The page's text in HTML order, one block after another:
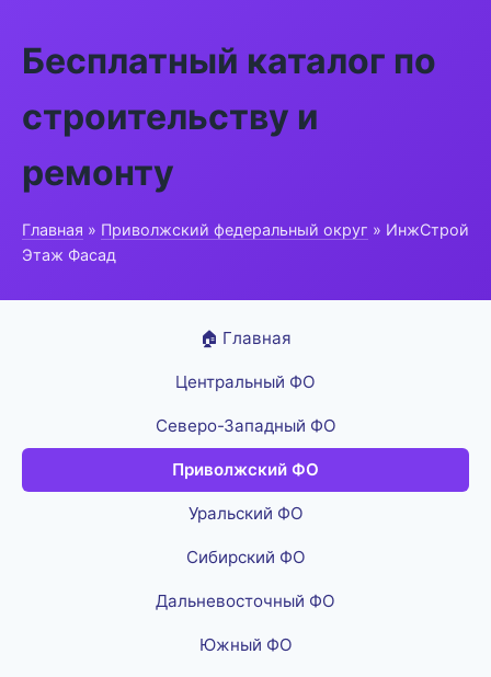
Бесплатный каталог по
строительству и
ремонту
Главная » Приволжский федеральный округ » ИнжСтрой
Этаж Фасад
🏠 Главная
Центральный ФО
Северо-Западный ФО
Приволжский ФО
Уральский ФО
Сибирский ФО
Дальневосточный ФО
Южный ФО